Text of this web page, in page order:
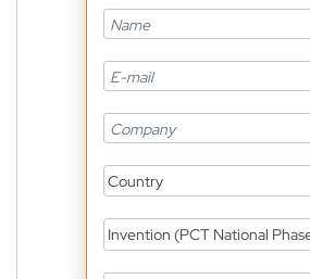
Country
Invention (PCT National